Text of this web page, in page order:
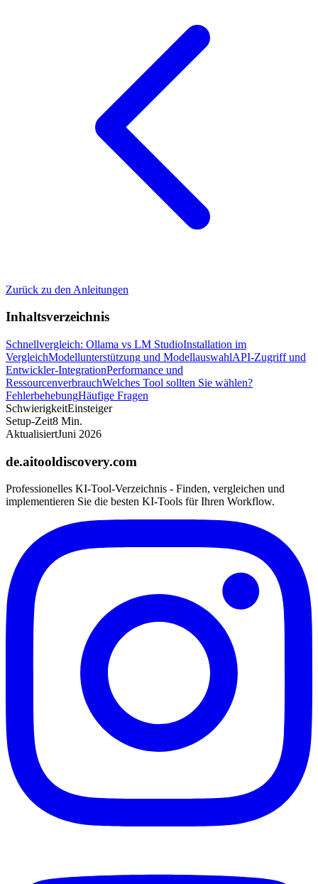
Zurück zu den Anleitungen
Inhaltsverzeichnis
Schnellvergleich: Ollama vs LM StudioInstallation im
VergleichModellunterstützung und ModellauswahlAPI-Zugriff und
Entwickler-IntegrationPerformance und
RessourcenverbrauchWelches Tool sollten Sie wählen?
FehlerbehebungHäufige Fragen
SchwierigkeitEinsteiger
Setup-Zeit8 Min.
AktualisiertJuni 2026
de.aitooldiscovery.com
Professionelles KI-Tool-Verzeichnis - Finden, vergleichen und
implementieren Sie die besten KI-Tools für Ihren Workflow.